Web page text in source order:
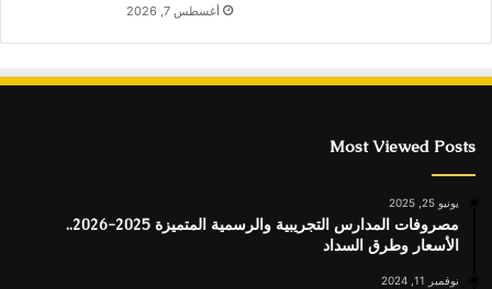
أغسطس 7, 2026
Most Viewed Posts
يونيو 25, 2025
مصروفات المدارس التجريبية والرسمية المتميزة 2025-2026..
الأسعار وطرق السداد
نوفمبر 11, 2024